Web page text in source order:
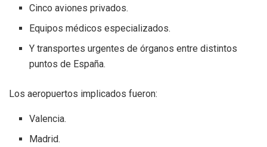
Cinco aviones privados.
Equipos médicos especializados.
Y transportes urgentes de órganos entre distintos
puntos de España.
Los aeropuertos implicados fueron:
Valencia.
Madrid.